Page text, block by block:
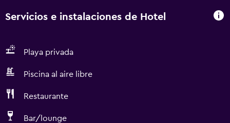
Servicios e instalaciones de Hotel
Playa privada
Piscina al aire libre
Restaurante
Bar/lounge